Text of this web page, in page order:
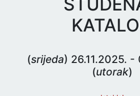
(srijeda) 26.11.2025. -
(utorak)